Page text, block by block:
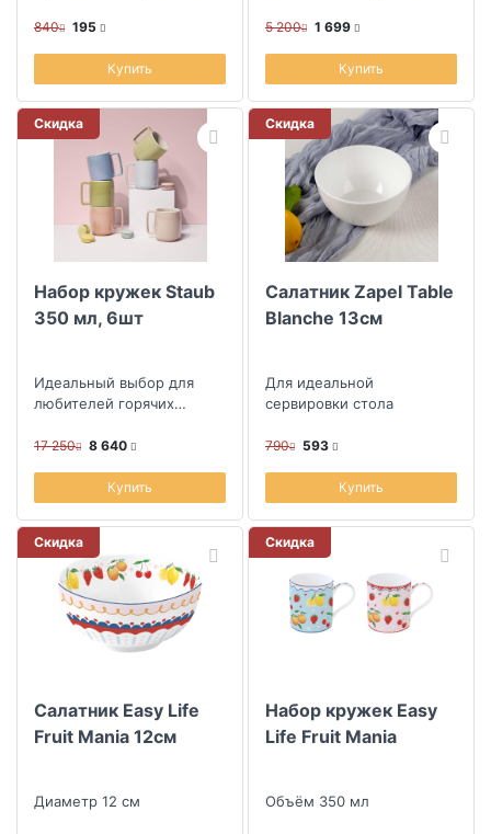
840 195
Купить
5 200 1 699
Купить
Скидка
Набор кружек Staub
350 мл, 6шт
Идеальный выбор для
любителей горячих
17 250 8 640
Купить
Скидка
Салатник Zapel Table
Blanche 13см
Для идеальной
сервировки стола
790 593
Купить
Скидка
Салатник Easy Life
Fruit Mania 12см
Диаметр 12 см
Скидка
Набор кружек Easy
Life Fruit Mania
Объём 350 мл